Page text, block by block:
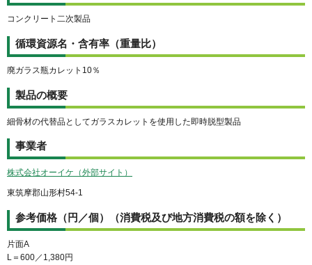
コンクリート二次製品
循環資源名・含有率（重量比）
廃ガラス瓶カレット10％
製品の概要
細骨材の代替品としてガラスカレットを使用した即時脱型製品
事業者
株式会社オーイケ（外部サイト）
東筑摩郡山形村54-1
参考価格（円／個）（消費税及び地方消費税の額を除く）
片面A
L＝600／1,380円